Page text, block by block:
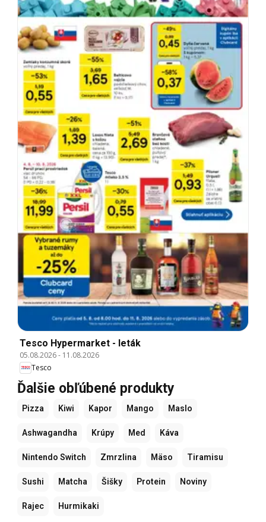
Tesco Hypermarket - leták
05.08.2026- 11.08.2026
Tesco
Ďalšie obľúbené produkty
Pizza Kiwi Kapor Mango Maslo
Ashwagandha Krúpy Med Káva
Nintendo Switch Zmrzlina Mäso Tiramisu
Sushi Matcha Šišky Protein Noviny
Rajec Hurmikaki